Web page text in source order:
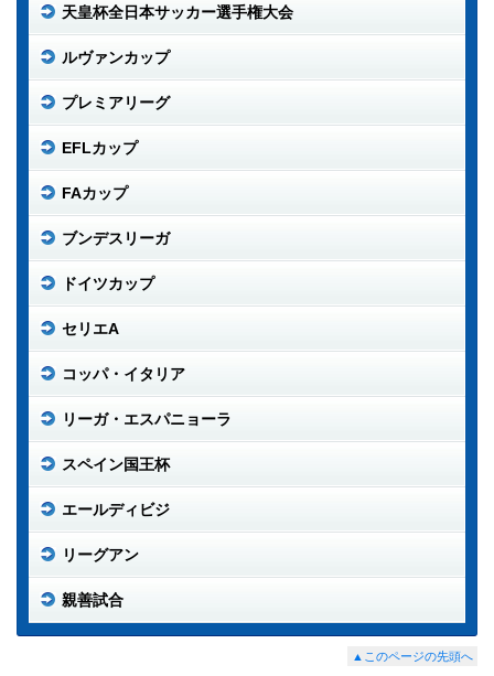
天皇杯全日本サッカー選手権大会
ルヴァンカップ
プレミアリーグ
EFLカップ
FAカップ
ブンデスリーガ
ドイツカップ
セリエA
コッパ・イタリア
リーガ・エスパニョーラ
スペイン国王杯
エールディビジ
リーグアン
親善試合
▲このページの先頭へ